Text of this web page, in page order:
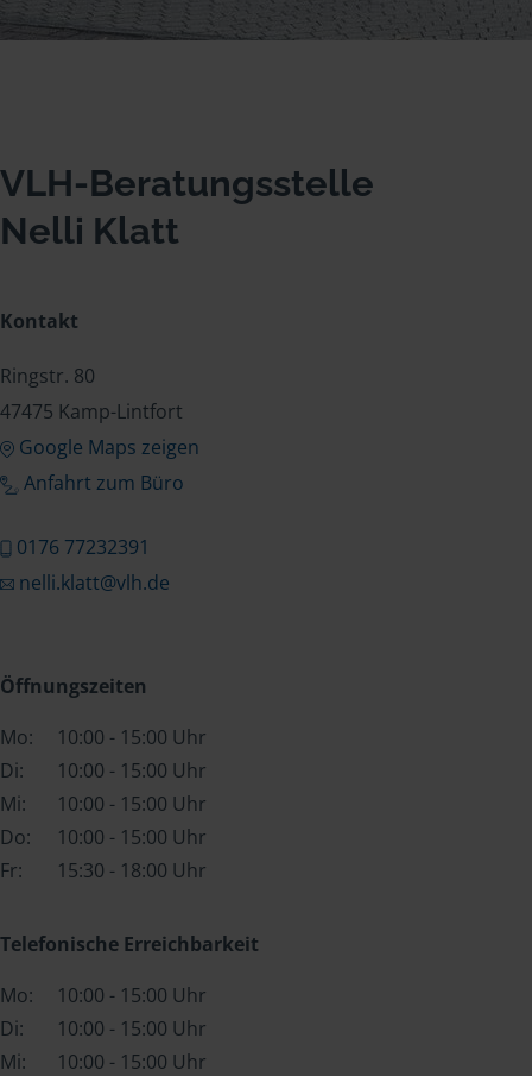
VLH-Beratungsstelle
Nelli Klatt
Kontakt
Ringstr. 80
47475 Kamp-Lintfort
Google Maps zeigen
Anfahrt zum Büro
0176 77232391
nelli.klatt@vlh.de
Öffnungszeiten
Mo:
10:00 - 15:00 Uhr
Di:
10:00 - 15:00 Uhr
Mi:
10:00 - 15:00 Uhr
Do:
10:00 - 15:00 Uhr
Fr:
15:30 - 18:00 Uhr
Telefonische Erreichbarkeit
Mo:
10:00 - 15:00 Uhr
Di:
10:00 - 15:00 Uhr
Mi:
10:00 - 15:00 Uhr